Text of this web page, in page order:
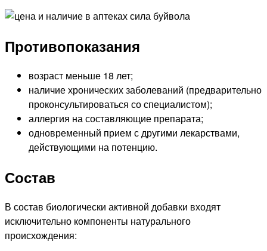
Противопоказания
возраст меньше 18 лет;
наличие хронических заболеваний (предварительно
проконсультироваться со специалистом);
аллергия на составляющие препарата;
одновременный прием с другими лекарствами,
действующими на потенцию.
Состав
В состав биологически активной добавки входят
исключительно компоненты натурального
происхождения: